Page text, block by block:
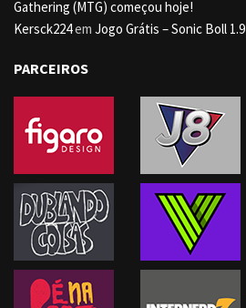
Gathering (MTG) começou hoje!
Kersck224em Jogo Grátis – Sonic Boll
PARCEIROS